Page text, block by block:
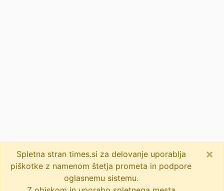
Spletna stran times.si za delovanje uporablja
piškotke z namenom štetja prometa in podpore
oglasnemu sistemu.
×